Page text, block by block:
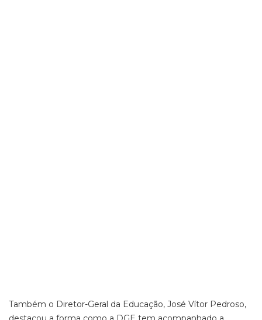
Também o Diretor-Geral da Educação, José Vítor Pedroso,